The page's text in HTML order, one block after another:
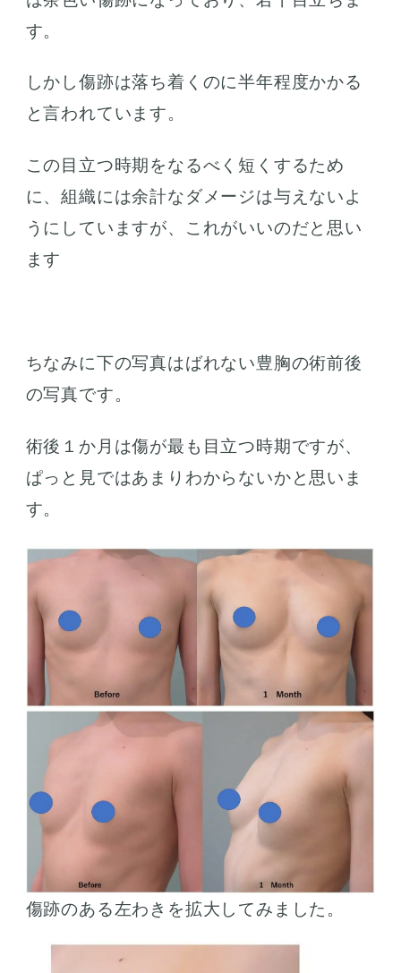
す。
しかし傷跡は落ち着くのに半年程度かかる
と言われています。
この目立つ時期をなるべく短くするため
に、組織には余計なダメージは与えないよ
うにしていますが、これがいいのだと思い
ます
ちなみに下の写真はばれない豊胸の術前後
の写真です。
術後１か月は傷が最も目立つ時期ですが、
ぱっと見ではあまりわからないかと思いま
す。
傷跡のある左わきを拡大してみました。